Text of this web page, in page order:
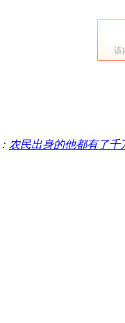
该
农民出身的他都有了千